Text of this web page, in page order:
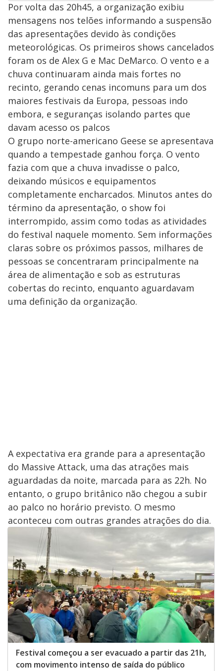
Por volta das 20h45, a organização exibiu
mensagens nos telões informando a suspensão
das apresentações devido às condições
meteorológicas. Os primeiros shows cancelados
foram os de Alex G e Mac DeMarco. O vento e a
chuva continuaram ainda mais fortes no
recinto, gerando cenas incomuns para um dos
maiores festivais da Europa, pessoas indo
embora, e seguranças isolando partes que
davam acesso os palcos
O grupo norte-americano Geese se apresentava
quando a tempestade ganhou força. O vento
fazia com que a chuva invadisse o palco,
deixando músicos e equipamentos
completamente encharcados. Minutos antes do
término da apresentação, o show foi
interrompido, assim como todas as atividades
do festival naquele momento. Sem informações
claras sobre os próximos passos, milhares de
pessoas se concentraram principalmente na
área de alimentação e sob as estruturas
cobertas do recinto, enquanto aguardavam
uma definição da organização.
A expectativa era grande para a apresentação
do Massive Attack, uma das atrações mais
aguardadas da noite, marcada para as 22h. No
entanto, o grupo britânico não chegou a subir
ao palco no horário previsto. O mesmo
aconteceu com outras grandes atrações do dia.
Festival começou a ser evacuado a partir das 21h,
com movimento intenso de saída do público